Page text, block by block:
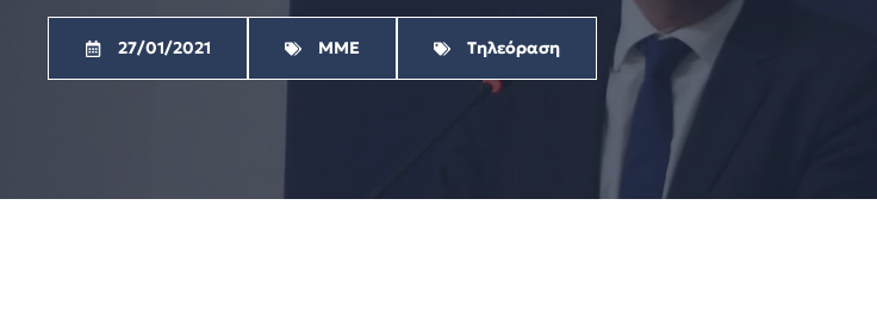
27/01/2021 ΜΜΕ Τηλεόραση